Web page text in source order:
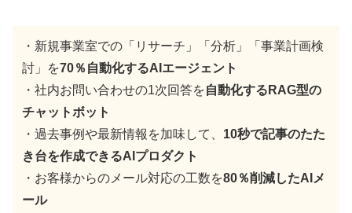
・新規事業室での「リサーチ」「分析」「事業計画検
討」を70％自動化するAIエージェント
・社内お問い合わせの1次回答を自動化するRAG型の
チャットボット
・過去事例や最新情報を加味して、 10秒で記事のたた
き台を作成できるAIプロダクト
・お客様からのメール対応の工数を80％削減したAIメ
ール